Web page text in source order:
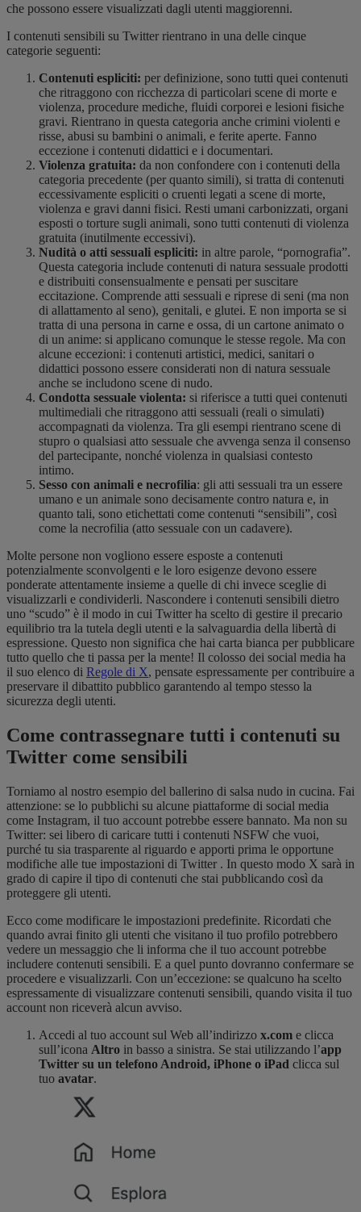
che possono essere visualizzati dagli utenti maggiorenni.
I contenuti sensibili su Twitter rientrano in una delle cinque
categorie seguenti:
Contenuti espliciti: per definizione, sono tutti quei contenuti
che ritraggono con ricchezza di particolari scene di morte e
violenza, procedure mediche, fluidi corporei e lesioni fisiche
gravi. Rientrano in questa categoria anche crimini violenti e
risse, abusi su bambini o animali, e ferite aperte. Fanno
eccezione i contenuti didattici e i documentari.
Violenza gratuita: da non confondere con i contenuti della
categoria precedente (per quanto simili), si tratta di contenuti
eccessivamente espliciti o cruenti legati a scene di morte,
violenza e gravi danni fisici. Resti umani carbonizzati, organi
esposti o torture sugli animali, sono tutti contenuti di violenza
gratuita (inutilmente eccessivi).
Nudità o atti sessuali espliciti: in altre parole, “pornografia”.
Questa categoria include contenuti di natura sessuale prodotti
e distribuiti consensualmente e pensati per suscitare
eccitazione. Comprende atti sessuali e riprese di seni (ma non
di allattamento al seno), genitali, e glutei. E non importa se si
tratta di una persona in carne e ossa, di un cartone animato o
di un anime: si applicano comunque le stesse regole. Ma con
alcune eccezioni: i contenuti artistici, medici, sanitari o
didattici possono essere considerati non di natura sessuale
anche se includono scene di nudo.
Condotta sessuale violenta: si riferisce a tutti quei contenuti
multimediali che ritraggono atti sessuali (reali o simulati)
accompagnati da violenza. Tra gli esempi rientrano scene di
stupro o qualsiasi atto sessuale che avvenga senza il consenso
del partecipante, nonché violenza in qualsiasi contesto
intimo.
Sesso con animali e necrofilia: gli atti sessuali tra un essere
umano e un animale sono decisamente contro natura e, in
quanto tali, sono etichettati come contenuti “sensibili”, così
come la necrofilia (atto sessuale con un cadavere).
Molte persone non vogliono essere esposte a contenuti
potenzialmente sconvolgenti e le loro esigenze devono essere
ponderate attentamente insieme a quelle di chi invece sceglie di
visualizzarli e condividerli. Nascondere i contenuti sensibili dietro
uno “scudo” è il modo in cui Twitter ha scelto di gestire il precario
equilibrio tra la tutela degli utenti e la salvaguardia della libertà di
espressione. Questo non significa che hai carta bianca per pubblicare
tutto quello che ti passa per la mente! Il colosso dei social media ha
il suo elenco di Regole di X, pensate espressamente per contribuire a
preservare il dibattito pubblico garantendo al tempo stesso la
sicurezza degli utenti.
Come contrassegnare tutti i contenuti su
Twitter come sensibili
Torniamo al nostro esempio del ballerino di salsa nudo in cucina. Fai
attenzione: se lo pubblichi su alcune piattaforme di social media
come Instagram, il tuo account potrebbe essere bannato. Ma non su
Twitter: sei libero di caricare tutti i contenuti NSFW che vuoi,
purché tu sia trasparente al riguardo e apporti prima le opportune
modifiche alle tue impostazioni di Twitter . In questo modo X sarà in
grado di capire il tipo di contenuti che stai pubblicando così da
proteggere gli utenti.
Ecco come modificare le impostazioni predefinite. Ricordati che
quando avrai finito gli utenti che visitano il tuo profilo potrebbero
vedere un messaggio che li informa che il tuo account potrebbe
includere contenuti sensibili. E a quel punto dovranno confermare se
procedere e visualizzarli. Con un’eccezione: se qualcuno ha scelto
espressamente di visualizzare contenuti sensibili, quando visita il tuo
account non riceverà alcun avviso.
Accedi al tuo account sul Web all’indirizzo x.com e clicca
sull’icona Altro in basso a sinistra. Se stai utilizzando l’app
Twitter su un telefono Android, iPhone o iPad clicca sul
tuo avatar.